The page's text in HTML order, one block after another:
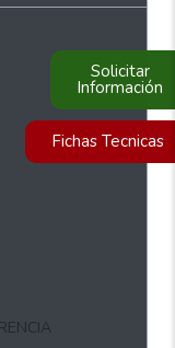
Fichas Tecnicas
Solicitar
Información